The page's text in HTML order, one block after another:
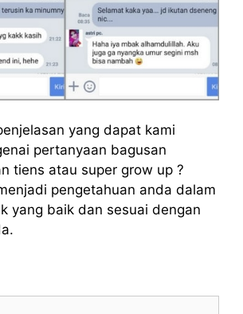
yang dapat kami
pertanyaan bagusan
tiens atau super grow up ?
pengetahuan anda dalam
yang baik dan sesuai dengan